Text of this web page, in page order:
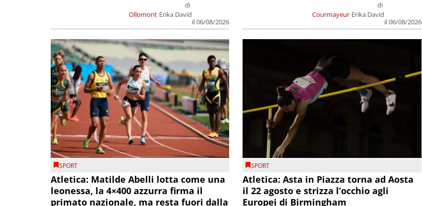
Ollomont
di
Erika David
il 06/08/2026
Courmayeur
di
Erika David
il 06/08/2026
SPORT
Atletica: Matilde Abelli lotta come una
leonessa, la 4×400 azzurra firma il
primato nazionale, ma resta fuori dalla
SPORT
Atletica: Asta in Piazza torna ad Aosta
il 22 agosto e strizza l’occhio agli
Europei di Birmingham